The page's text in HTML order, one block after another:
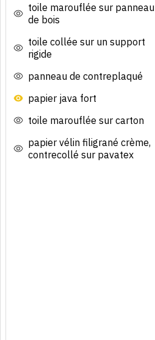
toile marouflée sur panneau
de bois
toile collée sur un support
rigide
panneau de contreplaqué
papier java fort
toile marouflée sur carton
papier vélin filigrané crème,
contrecollé sur pavatex